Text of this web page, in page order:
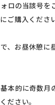
ロの当該号を
ご購入くださ
、お昼休憩に
本的に奇数月
ださい。